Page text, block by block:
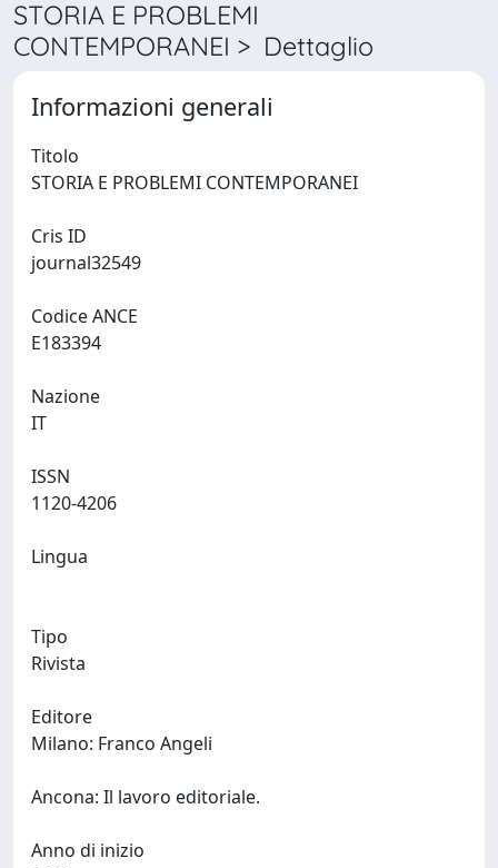
STORIA E PROBLEMI
CONTEMPORANEI > Dettaglio
Informazioni generali
Titolo
Cris ID
Codice ANCE
Nazione
ISSN
Lingua
Tipo
Rivista
Editore
Milano: Franco Angeli
Anno di inizio